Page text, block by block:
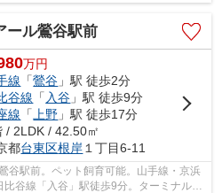
ール鶯谷駅前
万円
線 「鶯谷 」駅 徒歩2分
谷線 「 入谷 」駅 徒歩9分
線 「 上野 」駅 徒歩17分
/ 2LDK / 42.50㎡
都台東区根岸 １丁目6-11
谷駅前。ペット飼育可能。山手線・京浜
谷線「入谷」駅徒歩9分。ターミナル駅